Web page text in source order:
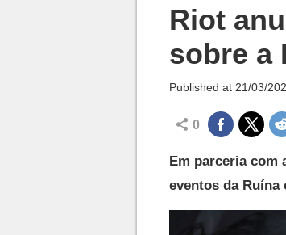
Riot
sobre a
Published at 21/03/
0
Em parceria com
eventos da